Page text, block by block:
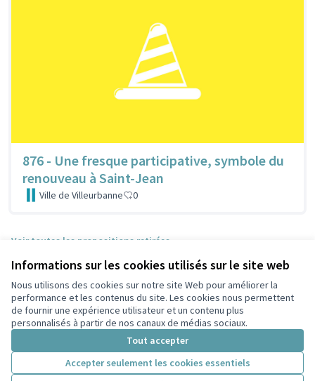
Informations sur les cookies utilisés sur le site web
Nous utilisons des cookies sur notre site Web pour améliorer la
performance et les contenus du site. Les cookies nous permettent
de fournir une expérience utilisateur et un contenu plus
personnalisés à partir de nos canaux de médias sociaux.
Tout accepter
Accepter seulement les cookies essentiels
876 - Une fresque participative, symbole du
renouveau à Saint-Jean
Ville de Villeurbanne 0
Voir toutes les propositions retirées
Conditions d'utilisation
Paramètres des cookies
Participez Villeurbanne sur X
(Lien externe)
Participez Villeurbanne sur Facebook
Participez Villeurbanne sur Instagram
Participez Villeurbanne sur YouTube
(Lien externe)
Licence
(Lien